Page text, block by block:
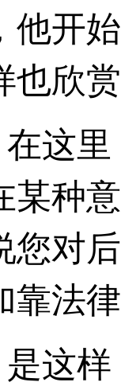
他开
也欣
这
某种
您对
靠法
这